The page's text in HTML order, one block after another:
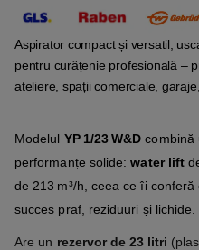
Aspirator compact și versatil,
pentru curățenie profesională –
ateliere, spații comerciale,
Modelul YP 1/23 W&D combină
performanțe solide:water lift
de 213 m³/h, ceea ce îi
succes praf, reziduuri și lichide.
Are un rezervor de 23 litri